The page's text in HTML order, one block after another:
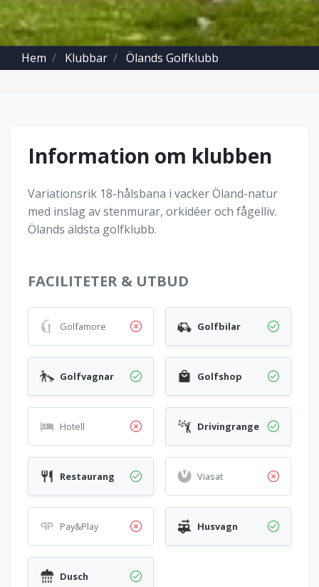
Hem Klubbar Ölands Golfklubb
Information om klubben
Variationsrik 18-hålsbana i vacker Öland-natur
med inslag av stenmurar, orkidéer och fågelliv.
Ölands äldsta golfklubb.
FACILITETER & UTBUD
Golfamore Golfbilar
Golfvagnar Golfshop
Hotell Drivingrange
Restaurang Viasat
Pay&Play Husvagn
Dusch